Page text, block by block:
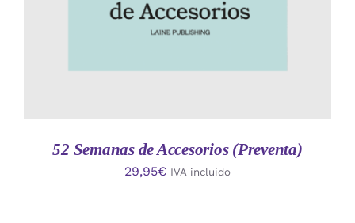
52 Semanas de Accesorios (Preventa)
29,95€ IVA incluido